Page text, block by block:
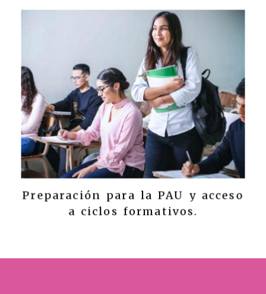
Preparación para la PAU y acceso
a ciclos formativos.